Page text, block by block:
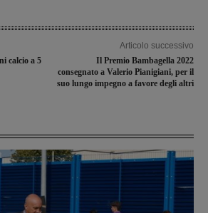
calcio a 5
Articolo successivo
Il Premio Bambagella 2022
consegnato a Valerio Pianigiani, per il
suo lungo impegno a favore degli altri